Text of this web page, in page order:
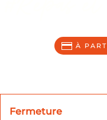
À
Fermeture